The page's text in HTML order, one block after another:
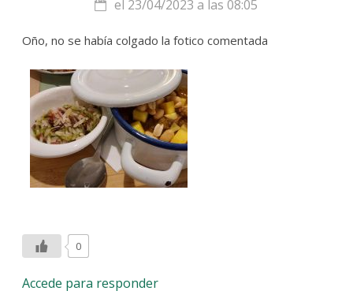
el 23/04/2023 a las 08:05
Oño, no se había colgado la fotico comentada
0
Accede para responder